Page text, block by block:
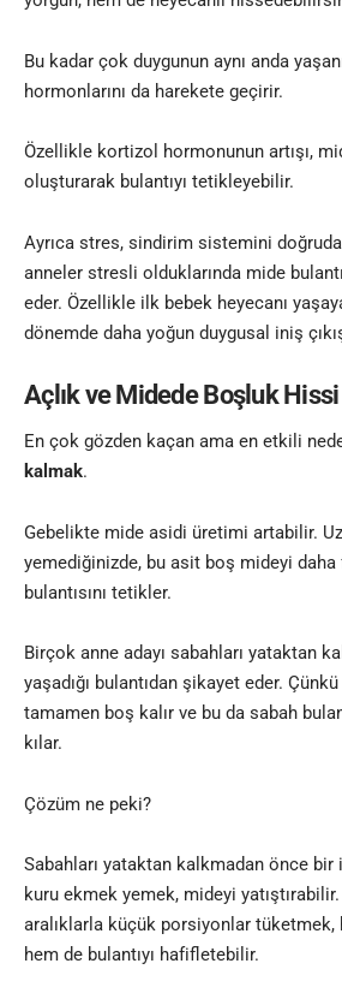
Bu kadar çok duygunun aynı anda
hormonlarını da harekete geçirir.
Özellikle kortizol hormonunun artışı,
oluşturarak bulantıyı tetikleyebilir.
Ayrıca stres, sindirim sistemini
anneler stresli olduklarında mide
eder. Özellikle ilk bebek heyecanı
dönemde daha yoğun duygusal iniş
Açlık ve Midede Boşluk Hissi
En çok gözden kaçan ama en etkili
kalmak.
Gebelikte mide asidi üretimi artabilir.
yemediğinizde, bu asit boş mideyi
bulantısını tetikler.
Birçok anne adayı sabahları yataktan
yaşadığı bulantıdan şikayet eder.
tamamen boş kalır ve bu da sabah
kılar.
Çözüm ne peki?
Sabahları yataktan kalkmadan önce
kuru ekmek yemek, mideyi
aralıklarla küçük porsiyonlar tüketmek,
hem de bulantıyı hafifletebilir.